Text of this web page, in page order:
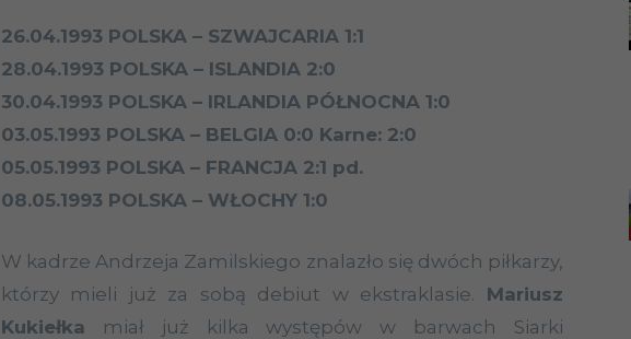
26.04.1993 POLSKA – SZWAJCARIA 1:1
28.04.1993 POLSKA – ISLANDIA 2:0
30.04.1993 POLSKA – IRLANDIA PÓŁNOCNA 1:0
03.05.1993 POLSKA – BELGIA 0:0 Karne: 2:0
05.05.1993 POLSKA – FRANCJA 2:1 pd.
08.05.1993 POLSKA – WŁOCHY 1:0
W kadrze Andrzeja Zamilskiego znalazło się dwóch piłkarzy,
którzy mieli już za sobą debiut w ekstraklasie. Mariusz
Kukiełka miał już kilka występów w barwach Siarki